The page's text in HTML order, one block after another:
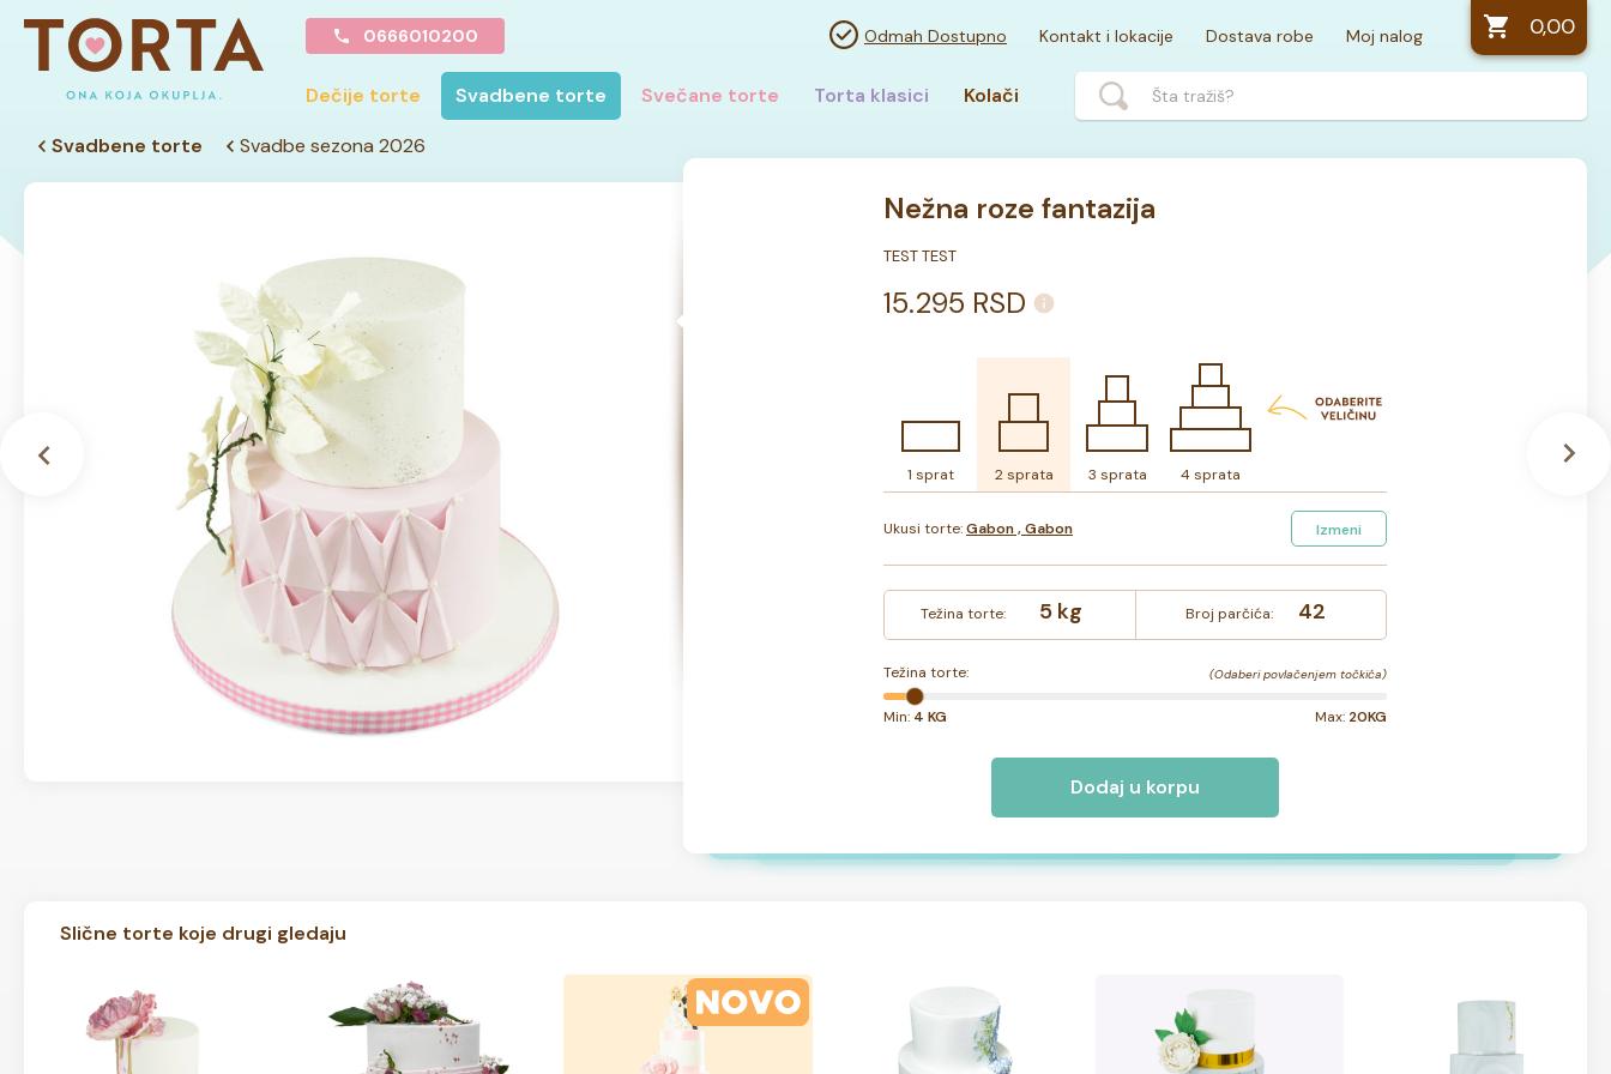
0666010200 Odmah Dostupno Kontakt i lokacije Dostava robe Moj nalog 0,00
Dečije torte Svadbene torte Svečane torte Torta klasici
Kolači
Svadbene torte
Svadbe sezona 2026
Nežna roze fantazija
TEST TEST
15.295 RSD
1 sprat 2 sprata 3 sprata 4 sprata
Ukusi torte:Gabon , Gabon Izmeni
Težina torte: 5 kg Broj parčića: 42
Težina torte: (Odaberi povlačenjem točkića)
Min: 4 KG Max: 20KG
Dodaj u korpu
Slične torte koje drugi gledaju